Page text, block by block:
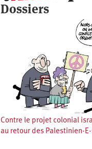
Dossiers
Contre le projet colonial
au retour des